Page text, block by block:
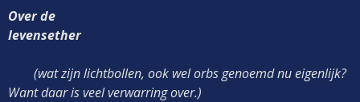
Over de
levensether
(wat zijn lichtbollen, ook wel orbs genoemd nu eigenlijk?
Want daar is veel verwarring over.)